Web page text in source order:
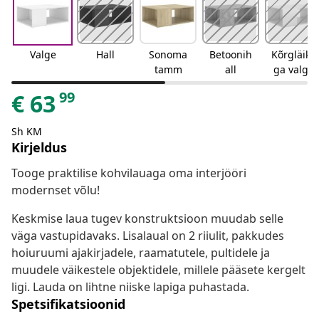
Valge Hall
Sonoma
tamm
Betoonih
all
Kõrgläike
ga valge
€ 63 99
Sh KM
Kirjeldus
Tooge praktilise kohvilauaga oma interjööri
modernset võlu!
Keskmise laua tugev konstruktsioon muudab selle
väga vastupidavaks. Lisalaual on 2 riiulit, pakkudes
hoiuruumi ajakirjadele, raamatutele, pultidele ja
muudele väikestele objektidele, millele pääsete kergelt
ligi. Lauda on lihtne niiske lapiga puhastada.
Spetsifikatsioonid